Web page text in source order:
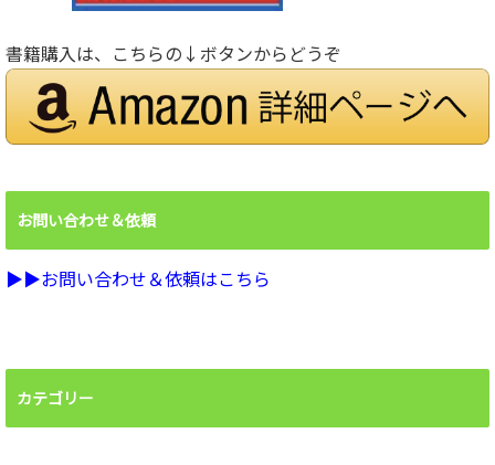
書籍購入は、こちらの↓ボタンからどうぞ
お問い合わせ＆依頼
▶︎▶︎お問い合わせ＆依頼はこちら
カテゴリー